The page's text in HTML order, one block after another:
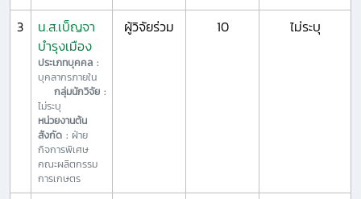
3
น.ส.เบ็ญจา
บำรุงเมือง
ประเภทบุคคล :
บุคลากรภายใน
กลุ่มนักวิจัย :
ไม่ระบุ
หน่วยงานต้น
สังกัด : ฝ่าย
กิจการพิเศษ
คณะผลิตกรรม
การเกษตร
ผู้วิจัยร่วม 10 ไม่ระบุ